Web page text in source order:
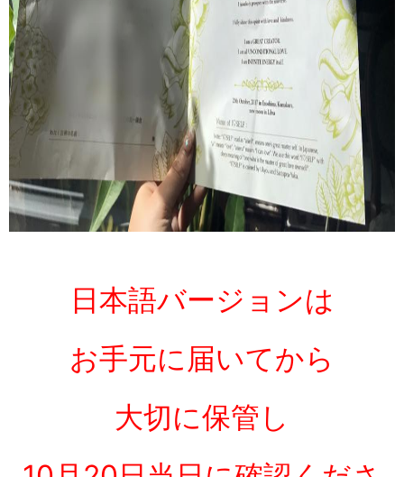
日本語バージョンは
お手元に届いてから
大切に保管し